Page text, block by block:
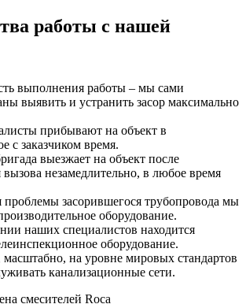
работы с нашей
выполнения работы – мы сами
выявить и устранить засор максимально
прибывают на объект в
с заказчиком время.
выезжает на объект после
вызова незамедлительно, в любое время
засорившегося трубопровода мы
оборудование.
наших специалистов находится
оборудование.
на уровне мировых стандартов
канализационные сети.